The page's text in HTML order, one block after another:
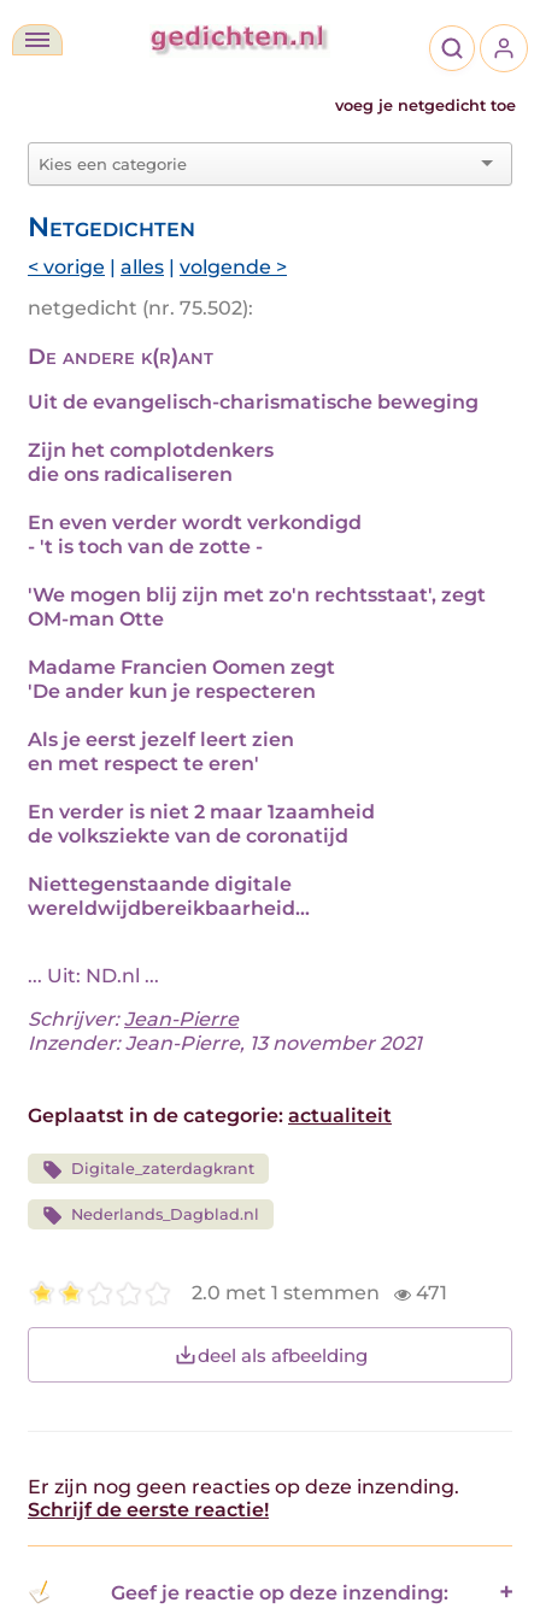
voeg je netgedicht toe
Netgedichten
< vorige | alles | volgende >
netgedicht (nr. 75.502):
De andere k(r)ant
Uit de evangelisch-charismatische beweging
Zijn het complotdenkers
die ons radicaliseren
En even verder wordt verkondigd
- 't is toch van de zotte -
'We mogen blij zijn met zo'n rechtsstaat', zegt
OM-man Otte
Madame Francien Oomen zegt
'De ander kun je respecteren
Als je eerst jezelf leert zien
en met respect te eren'
En verder is niet 2 maar 1zaamheid
de volksziekte van de coronatijd
Niettegenstaande digitale
wereldwijdbereikbaarheid...
... Uit: ND.nl ...
Schrijver:Jean-Pierre
Inzender: Jean-Pierre, 13 november 2021
Geplaatst in de categorie: actualiteit
Digitale_zaterdagkrant
Nederlands_Dagblad.nl
2.0 met 1 stemmen 471
deel als afbeelding
Er zijn nog geen reacties op deze inzending.
Schrijf de eerste reactie!
Geef je reactie op deze inzending: